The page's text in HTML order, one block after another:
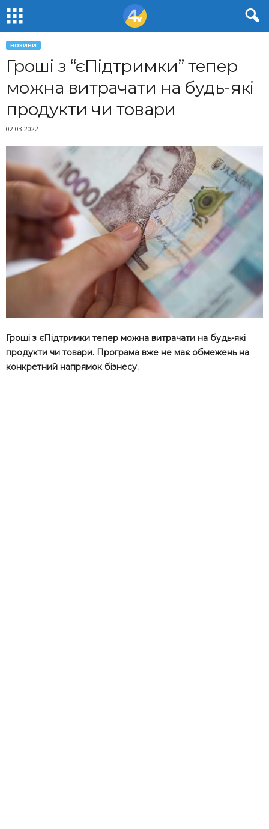
НОВИНИ
Гроші з “єПідтримки” тепер
можна витрачати на будь-які
продукти чи товари
02.03.2022
Гроші з єПідтримки тепер можна витрачати на будь-які
продукти чи товари. Програма вже не має обмежень на
конкретний напрямок бізнесу.